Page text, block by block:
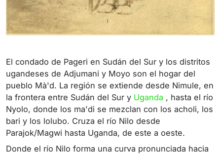
El condado de Pageri en Sudán del Sur y los distritos
ugandeses de Adjumani y Moyo son el hogar del
pueblo Mà'd. La región se extiende desde Nimule, en
la frontera entre Sudán del Sur y Uganda , hasta el río
Nyolo, donde los ma'di se mezclan con los acholi, los
bari y los lolubo. Cruza el río Nilo desde
Parajok/Magwi hasta Uganda, de este a oeste.
Donde el río Nilo forma una curva pronunciada hacia